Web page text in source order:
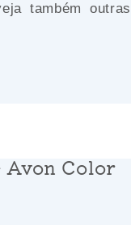
também outras
Avon Color